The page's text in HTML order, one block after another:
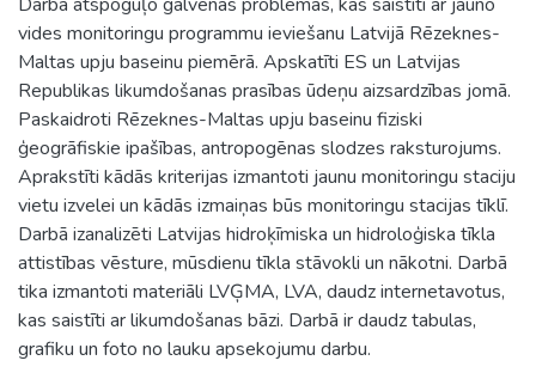
vides monitoringu programmu ieviešanu Latvijā Rēzeknes-
Maltas upju baseinu piemērā. Apskatīti ES un Latvijas
Republikas likumdošanas prasības ūdeņu aizsardzības jomā.
Paskaidroti Rēzeknes-Maltas upju baseinu fiziski
ģeogrāfiskie ipašības, antropogēnas slodzes raksturojums.
Aprakstīti kādās kriterijas izmantoti jaunu monitoringu staciju
vietu izvelei un kādās izmaiņas būs monitoringu stacijas tīklī.
Darbā izanalizēti Latvijas hidroķīmiska un hidroloģiska tīkla
attistības vēsture, mūsdienu tīkla stāvokli un nākotni. Darbā
tika izmantoti materiāli LVĢMA, LVA, daudz internetavotus,
kas saistīti ar likumdošanas bāzi. Darbā ir daudz tabulas,
grafiku un foto no lauku apsekojumu darbu.